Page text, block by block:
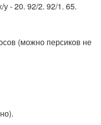
- 20. 92/2. 92/1. 65.
(можно персиков не